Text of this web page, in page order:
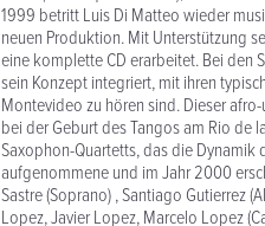
1999 betritt Luis Di Matteo wieder
neuen Produktion. Mit Unterstützung
eine komplette CD erarbeitet. Bei den
sein Konzept integriert, mit ihren
Montevideo zu hören sind. Dieser
bei der Geburt des Tangos am Rio de
Saxophon-Quartetts, das die
aufgenommene und im Jahr 2000
Sastre (Soprano) , Santiago Gutierrez
Lopez, Javier Lopez, Marcelo Lopez